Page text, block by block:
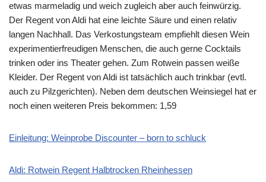
etwas marmeladig und weich zugleich aber auch feinwürzig.
Der Regent von Aldi hat eine leichte Säure und einen relativ
langen Nachhall. Das Verkostungsteam empfiehlt diesen Wein
experimentierfreudigen Menschen, die auch gerne Cocktails
trinken oder ins Theater gehen. Zum Rotwein passen weiße
Kleider. Der Regent von Aldi ist tatsächlich auch trinkbar (evtl.
auch zu Pilzgerichten). Neben dem deutschen Weinsiegel hat er
noch einen weiteren Preis bekommen: 1,59
Einleitung: Weinprobe Discounter – born to schluck
Aldi: Rotwein Regent Halbtrocken Rheinhessen